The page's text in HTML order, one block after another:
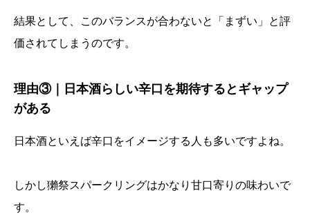
結果として、このバランスが合わないと「まずい」と評
価されてしまうのです。
理由③｜日本酒らしい辛口を期待するとギャップ
がある
日本酒といえば辛口をイメージする人も多いですよね。
しかし獺祭スパークリングはかなり甘口寄りの味わいで
す。